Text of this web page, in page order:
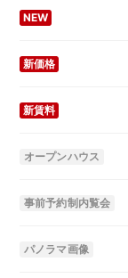
NEW
新価格
新賃料
オープンハウス
事前予約制内覧会
パノラマ画像